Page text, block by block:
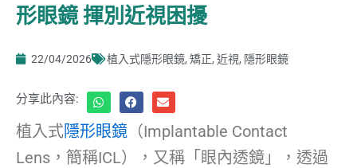
形眼鏡 揮別近視困擾
22/04/2026 植入式隱形眼鏡, 矯正, 近視, 隱形眼鏡
分享此內容:
植入式隱形眼鏡 （Implantable Contact
Lens，簡稱ICL），又稱「眼內透鏡」，透過